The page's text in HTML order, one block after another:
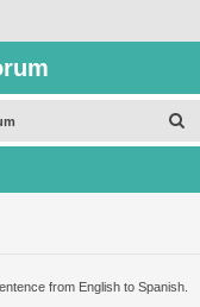
u
from English to Spanish.